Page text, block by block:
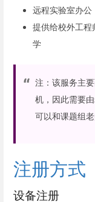
远程实验室办公
提供给校外工程
学
注：该服务主
机，因此需要
可以和课题组
注册方式
设备注册